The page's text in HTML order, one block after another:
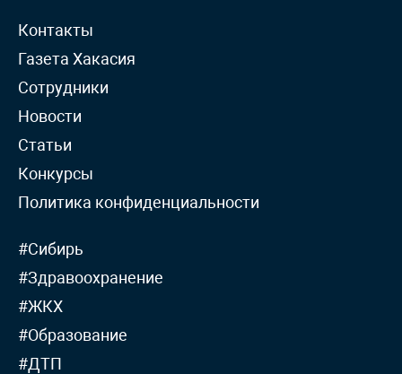
Контакты
Газета Хакасия
Сотрудники
Новости
Статьи
Конкурсы
Политика конфиденциальности
#Сибирь
#Здравоохранение
#ЖКХ
#Образование
#ДТП